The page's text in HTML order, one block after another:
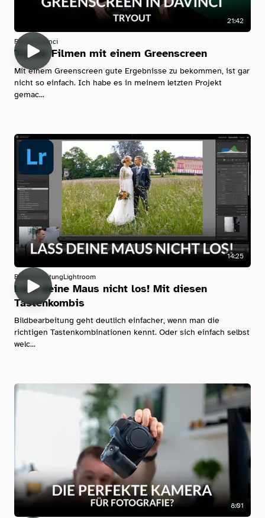
21:42
Filmen Davinci
Tryout: Filmen mit einem Greenscreen
Mit einem Greenscreen gute Ergebnisse zu bekommen, ist gar
nicht so einfach. Ich habe es in meinem letzten Projekt
gemac...
14:25
BildbearbeitungLightroom
Lass deine Maus nicht los! Mit diesen
Tastenkombis
Bildbearbeitung geht deutlich einfacher, wenn man die
richtigen Tastenkombinationen kennt. Oder sich einfach selbst
welc...
8:01